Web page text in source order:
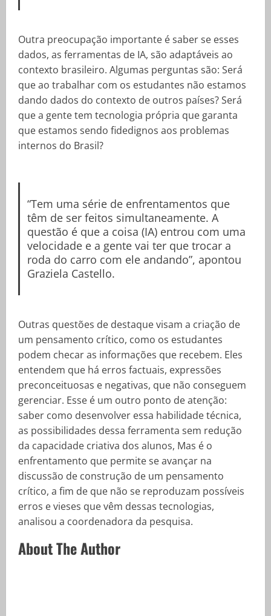
Outra preocupação importante é saber se esses
dados, as ferramentas de IA, são adaptáveis ao
contexto brasileiro. Algumas perguntas são: Será
que ao trabalhar com os estudantes não estamos
dando dados do contexto de outros países? Será
que a gente tem tecnologia própria que garanta
que estamos sendo fidedignos aos problemas
internos do Brasil?
“Tem uma série de enfrentamentos que
têm de ser feitos simultaneamente. A
questão é que a coisa (IA) entrou com uma
velocidade e a gente vai ter que trocar a
roda do carro com ele andando”, apontou
Graziela Castello.
Outras questões de destaque visam a criação de
um pensamento crítico, como os estudantes
podem checar as informações que recebem. Eles
entendem que há erros factuais, expressões
preconceituosas e negativas, que não conseguem
gerenciar. Esse é um outro ponto de atenção:
saber como desenvolver essa habilidade técnica,
as possibilidades dessa ferramenta sem redução
da capacidade criativa dos alunos, Mas é o
enfrentamento que permite se avançar na
discussão de construção de um pensamento
crítico, a fim de que não se reproduzam possíveis
erros e vieses que vêm dessas tecnologias,
analisou a coordenadora da pesquisa.
About The Author